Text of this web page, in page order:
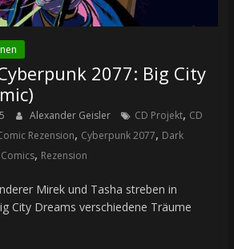
2077: Big City
Alexander Geisler CD Projekt, CD
Rezension, Cyberpunk 2077, Dark
, Rezension
Mirek und Tasha streben in
City Dreams verschiedene Träume